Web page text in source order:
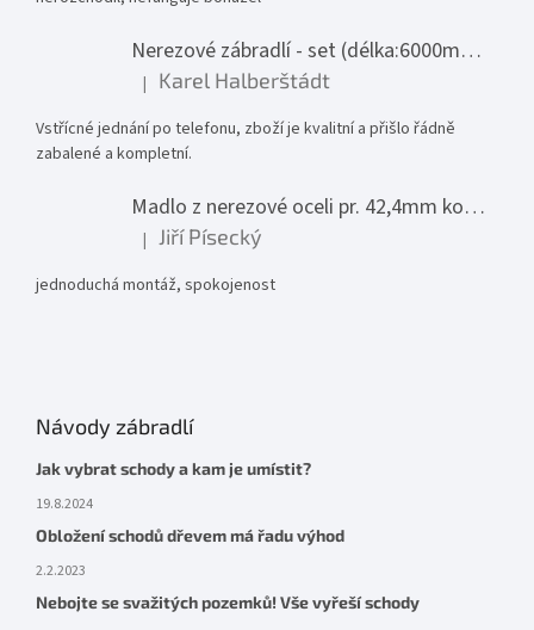
Nerezové zábradlí - set (délka:6000mm x výška:1000mm)
Hodnocení produktu je 5 z 5 hvězdiček.
| Karel Halberštádt
Vstřícné jednání po telefonu, zboží je kvalitní a přišlo řádně
zabalené a kompletní.
Madlo z nerezové oceli pr. 42,4mm komplet - model 0116 - 3000mm
Hodnocení produktu je 5 z 5 hvězdiček.
| Jiří Písecký
jednoduchá montáž, spokojenost
Návody zábradlí
Jak vybrat schody a kam je umístit?
19.8.2024
Obložení schodů dřevem má řadu výhod
2.2.2023
Nebojte se svažitých pozemků! Vše vyřeší schody